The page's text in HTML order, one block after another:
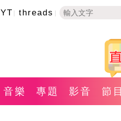
YT threads
音樂 專題 影音 節目